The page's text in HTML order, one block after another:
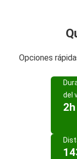
Opciones
del